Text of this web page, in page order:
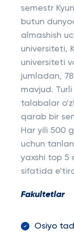
semestr
butun
almashish
universiteti,
universiteti
jumladan,
mavjud.
talabalar
qarab bir
Har yili 500
uchun
yaxshi top 5
sifatida
Fakultetlar
Osiyo